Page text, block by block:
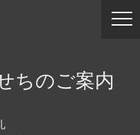
ちのご案内